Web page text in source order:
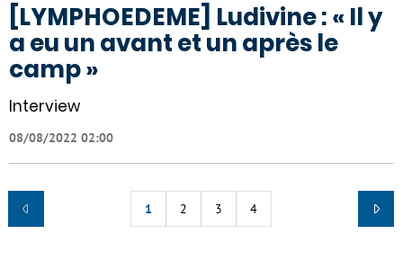
[LYMPHOEDEME] Ludivine : « Il y
a eu un avant et un après le
camp »
Interview
08/08/2022 02:00
1 2 3 4